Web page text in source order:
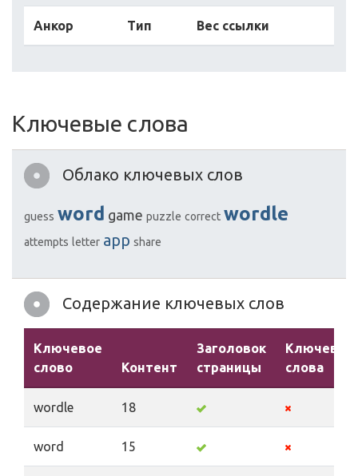
Анкор Тип Вес ссылки
Ключевые слова
Облако ключевых слов
guess word game puzzle correct wordle
attempts letter app share
Содержание ключевых слов
Ключевое
слово
Контент
Заголовок
страницы
Ключевые
слова
wordle 18
word 15